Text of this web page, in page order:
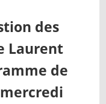
des
Laurent
de